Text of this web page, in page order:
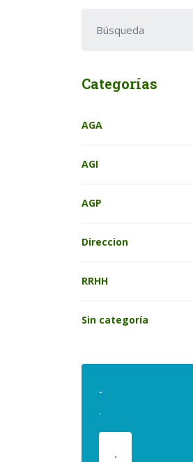
Categorías
AGA
AGI
AGP
Direccion
RRHH
Sin categoría
.
.
.